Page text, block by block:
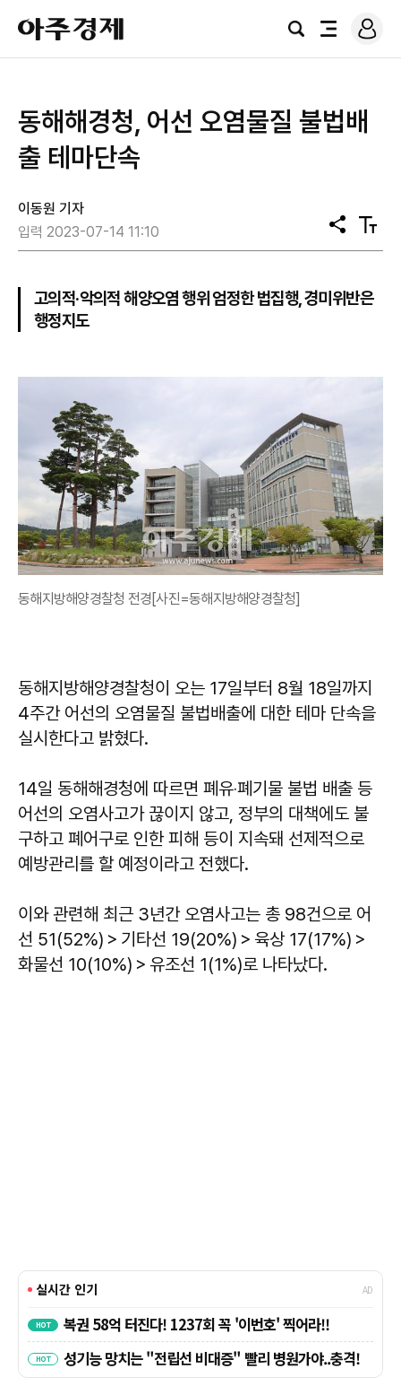
아
주
경
검
전
로
그
동해해경청, 어선 오염물질 불법배
출 테마단속
이동원 기자
입력 2023-07-14 11:10
공
유
텍
스
기
고의적·악의적 해양오염 행위 엄정한 법집행, 경미위반은
행정지도
동해지방해양경찰청 전경[사진=동해지방해양경찰청]
동해지방해양경찰청이 오는 17일부터 8월 18일까지
4주간 어선의 오염물질 불법배출에 대한 테마 단속을
실시한다고 밝혔다.
14일 동해해경청에 따르면 폐유‧폐기물 불법 배출 등
어선의 오염사고가 끊이지 않고, 정부의 대책에도 불
구하고 폐어구로 인한 피해 등이 지속돼 선제적으로
예방관리를 할 예정이라고 전했다.
이와 관련해 최근 3년간 오염사고는 총 98건으로 어
선 51(52%)＞기타선 19(20%)＞육상 17(17%)＞
화물선 10(10%)＞유조선 1(1%)로 나타났다.